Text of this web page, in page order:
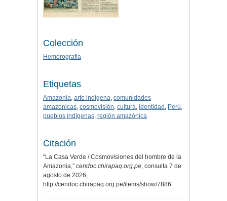
Colección
Hemerografía
Etiquetas
Amazonia, arte indígena, comunidades
amazónicas, cosmovisión, cultura, identidad , Perú,
pueblos indígenas, región amazónica
Citación
“La Casa Verde / Cosmovisiones del hombre de la
Amazonia,” cendoc.chirapaq.org.pe, consulta 7 de
agosto de 2026,
http://cendoc.chirapaq.org.pe/items/show/7886.